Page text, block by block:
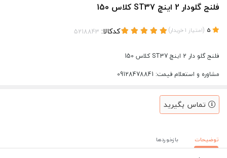
فلنج گلودار 2 اینچ ST37 کلاس 150
(امتیاز 1خریدار) کدکالا:
فلنج گلو دار 2 اینچ ST37 کلاس 150
مشاوره و استعلام قیمت: 09128478841
تماس بگیرید
توضیحات بازخوردها